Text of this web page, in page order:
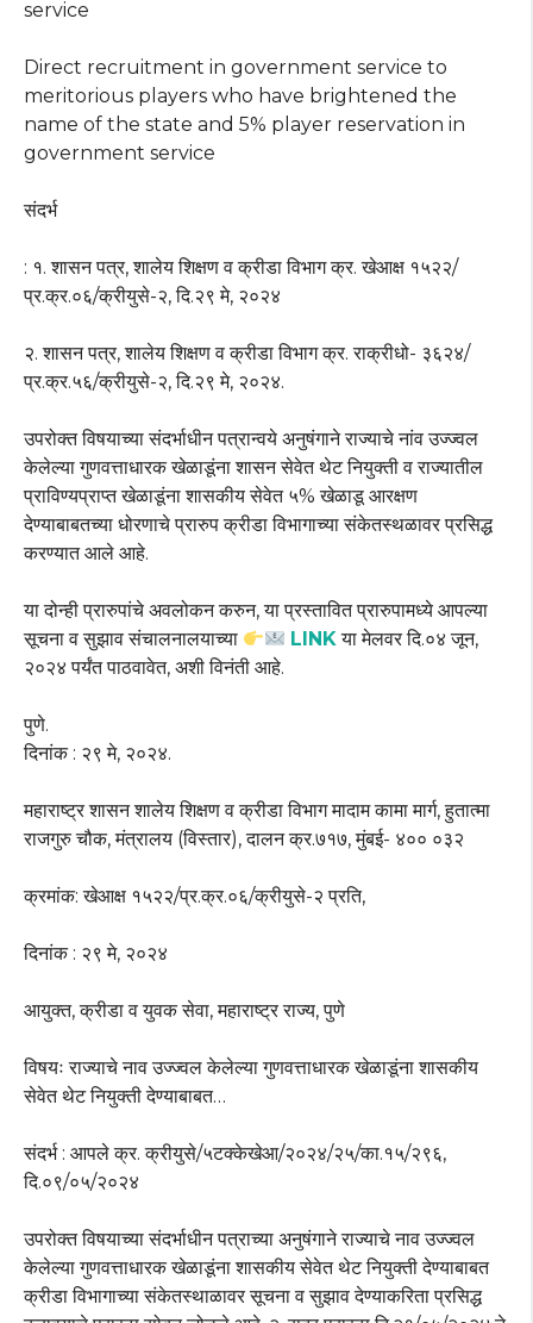
service
Direct recruitment in government service to
meritorious players who have brightened the
name of the state and 5% player reservation in
government service
संदर्भ
: १. शासन पत्र, शालेय शिक्षण व क्रीडा विभाग क्र. खेआक्ष १५२२/
प्र.क्र.०६/क्रीयुसे-२, दि.२९ मे, २०२४
२. शासन पत्र, शालेय शिक्षण व क्रीडा विभाग क्र. राक्रीधो- ३६२४/
प्र.क्र.५६/क्रीयुसे-२, दि.२९ मे, २०२४.
उपरोक्त विषयाच्या संदर्भाधीन पत्रान्वये अनुषंगाने राज्याचे नांव उज्ज्वल
केलेल्या गुणवत्ताधारक खेळाडूंना शासन सेवेत थेट नियुक्ती व राज्यातील
प्राविण्यप्राप्त खेळाडूंना शासकीय सेवेत ५% खेळाडू आरक्षण
देण्याबाबतच्या धोरणाचे प्रारुप क्रीडा विभागाच्या संकेतस्थळावर प्रसिद्ध
करण्यात आले आहे.
या दोन्ही प्रारुपांचे अवलोकन करुन, या प्रस्तावित प्रारुपामध्ये आपल्या
सूचना व सुझाव संचालनालयाच्या
LINKया मेलवर दि.०४ जून,
२०२४ पर्यंत पाठवावेत, अशी विनंती आहे.
पुणे.
दिनांक : २९ मे, २०२४.
महाराष्ट्र शासन शालेय शिक्षण व क्रीडा विभाग मादाम कामा मार्ग, हुतात्मा
राजगुरु चौक, मंत्रालय (विस्तार), दालन क्र.७१७, मुंबई- ४०० ०३२
क्रमांक: खेआक्ष १५२२/प्र.क्र.०६/क्रीयुसे-२ प्रति,
दिनांक : २९ मे, २०२४
आयुक्त, क्रीडा व युवक सेवा, महाराष्ट्र राज्य, पुणे
विषयः राज्याचे नाव उज्ज्वल केलेल्या गुणवत्ताधारक खेळाडूंना शासकीय
सेवेत थेट नियुक्ती देण्याबाबत…
संदर्भ : आपले क्र. क्रीयुसे/५टक्केखेआ/२०२४/२५/का.१५/२९६,
दि.०९/०५/२०२४
उपरोक्त विषयाच्या संदर्भाधीन पत्राच्या अनुषंगाने राज्याचे नाव उज्ज्वल
केलेल्या गुणवत्ताधारक खेळाडूंना शासकीय सेवेत थेट नियुक्ती देण्याबाबत
क्रीडा विभागाच्या संकेतस्थाळावर सूचना व सुझाव देण्याकरिता प्रसिद्ध